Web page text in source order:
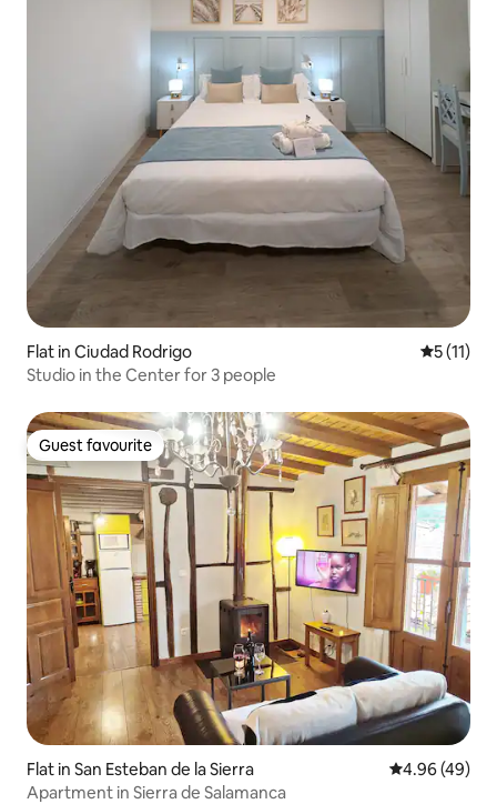
Flat in Ciudad Rodrigo 5 out of 5
5 (11)
Studio in the Center for 3 people
Guest favourite
Guest favourite
Flat in San Esteban de la Sierra 4.96 out of 5
4.96 (49)
Apartment in Sierra de Salamanca